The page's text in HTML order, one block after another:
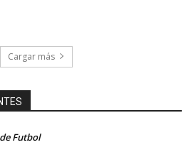
Cargar más
Futbol